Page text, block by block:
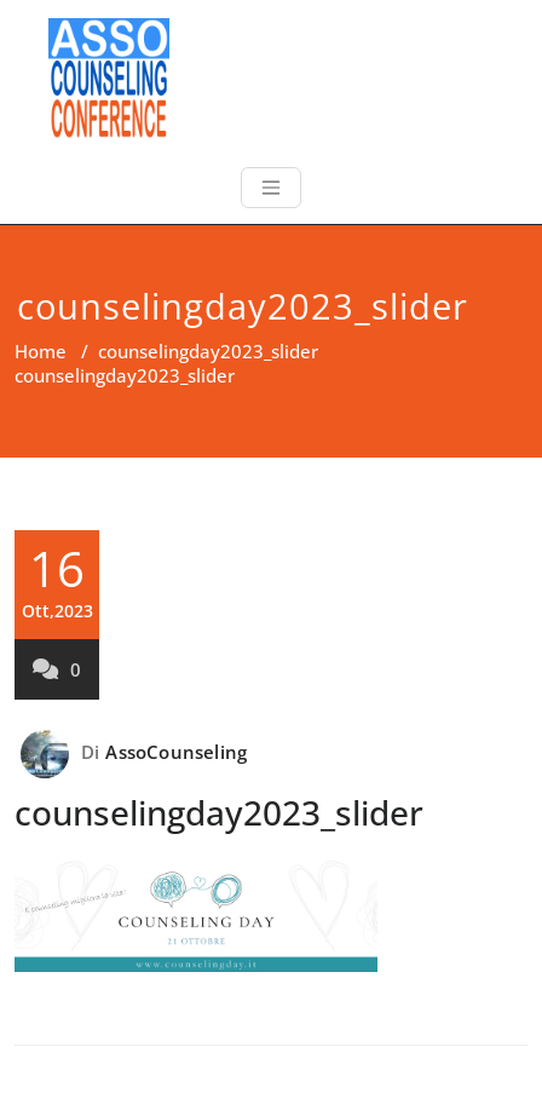
counselingday2023_slider
Home / counselingday2023_slider
counselingday2023_slider
16
Ott,2023
0
Di AssoCounseling
counselingday2023_slider